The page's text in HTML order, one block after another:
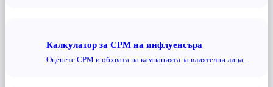
Калкулатор за CPM на инфлуенсъра
Оценете CPM и обхвата на кампанията за влиятелни лица.